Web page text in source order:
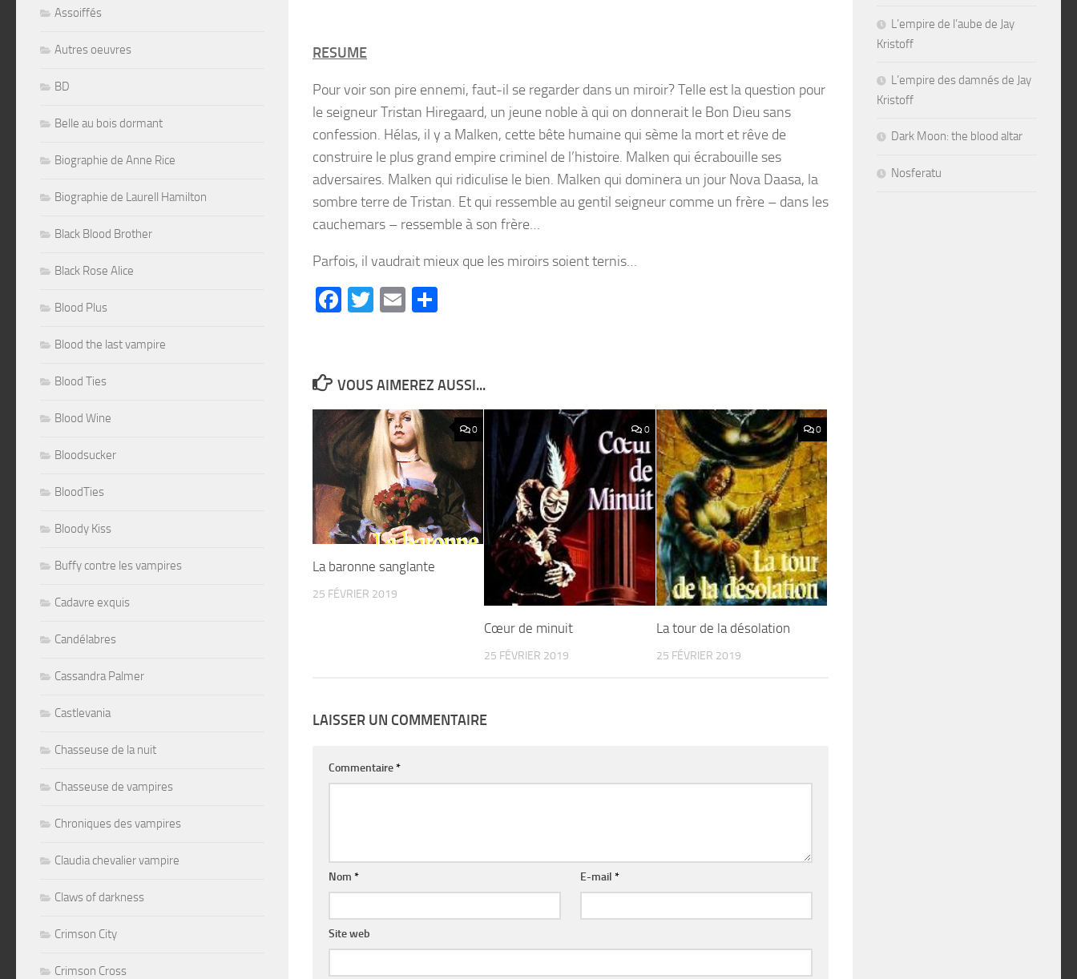
RESUME
Pour voir son pire ennemi, faut-il se regarder dans un miroir? Telle est la question pour
le seigneur Tristan Hiregaard, un jeune noble à qui on donnerait le Bon Dieu sans
confession. Hélas, il y a Malken, cette bête humaine qui sème la mort et rêve de
construire le plus grand empire criminel de l’histoire. Malken qui écrabouille ses
adversaires. Malken qui ridiculise le bien. Malken qui dominera un jour Nova Daasa, la
sombre terre de Tristan. Et qui ressemble au gentil seigneur comme un frère – dans les
cauchemars – ressemble à son frère…
Parfois, il vaudrait mieux que les miroirs soient ternis…
Facebook
Twitter
Email
VOUS AIMEREZ AUSSI...
0
La baronne sanglante
25 FÉVRIER 2019
0
Cœur de minuit
25 FÉVRIER 2019
0
La tour de la désolation
25 FÉVRIER 2019
LAISSER UN COMMENTAIRE
Commentaire*
Nom * E-mail*
Site web
Assoiffés
Autres oeuvres
BD
Belle au bois dormant
Biographie de Anne Rice
Biographie de Laurell Hamilton
Black Blood Brother
Black Rose Alice
Blood Plus
Blood the last vampire
Blood Ties
Blood Wine
Bloodsucker
BloodTies
Bloody Kiss
Buffy contre les vampires
Cadavre exquis
Candélabres
Cassandra Palmer
Castlevania
Chasseuse de la nuit
Chasseuse de vampires
Chroniques des vampires
Claudia chevalier vampire
Claws of darkness
Crimson City
Crimson Cross
L’empire de l’aube de Jay
Kristoff
L’empire des damnés de Jay
Kristoff
Dark Moon: the blood altar
Nosferatu